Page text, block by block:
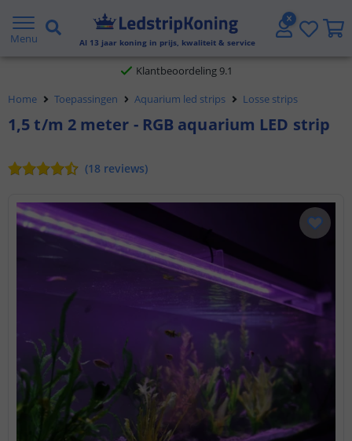
Menu Al 13 jaar koning in prijs, kwaliteit & service
Gratis verzending vanaf € 20,- NL en BE
Klantbeoordeling 9.1
Voor 23:45 uur besteld, morgen in huis
Home Toepassingen Aquarium led strips Losse strips
1,5 t/m 2 meter - RGB aquarium LED strip
(18 reviews)